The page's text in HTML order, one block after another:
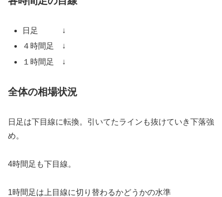
日足 ↓
４時間足 ↓
１時間足 ↓
全体の相場状況
日足は下目線に転換。引いてたラインも抜けていき下落強
め。
4時間足も下目線。
1時間足は上目線に切り替わるかどうかの水準